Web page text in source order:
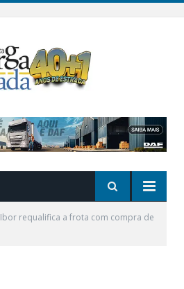
Ibor requalifica a frota com compra de